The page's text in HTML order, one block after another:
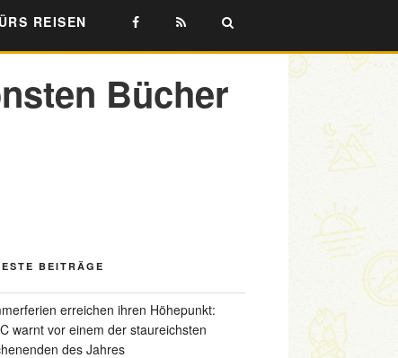
REISEN
Bücher
BEITRÄGE
erreichen ihren Höhepunkt:
warnt vor einem der staureichsten
des Jahres